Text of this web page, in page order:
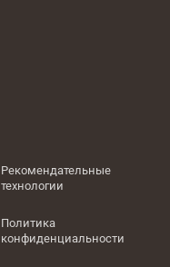
Рекомендательные
технологии
Политика
конфиденциальности